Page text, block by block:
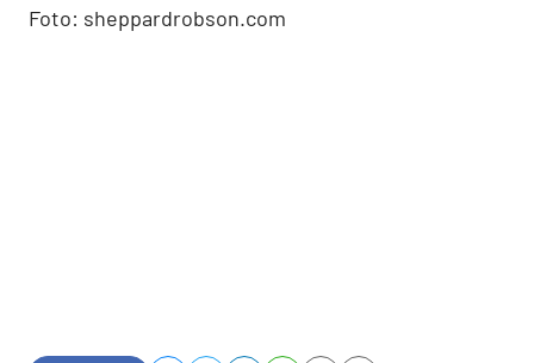
Foto: sheppardrobson.com